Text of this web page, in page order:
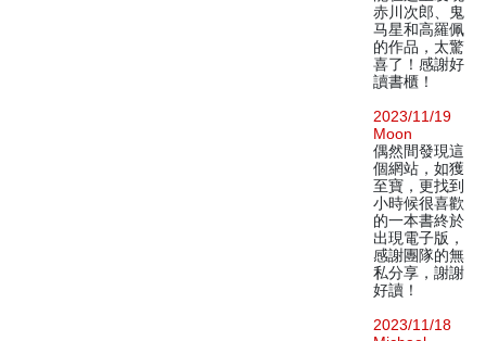
赤川次郎、鬼
马星和高羅佩
的作品，太驚
喜了！感謝好
讀書櫃！
2023/11/19
Moon
偶然間發現這
個網站，如獲
至寶，更找到
小時候很喜歡
的一本書終於
出現電子版，
感謝團隊的無
私分享，謝謝
好讀！
2023/11/18